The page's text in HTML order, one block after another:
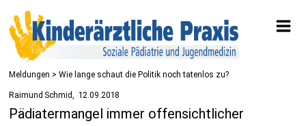
Meldungen > Wie lange schaut die Politik noch tatenlos zu?
Raimund Schmid 12.09.2018
Pädiatermangel immer offensichtlicher